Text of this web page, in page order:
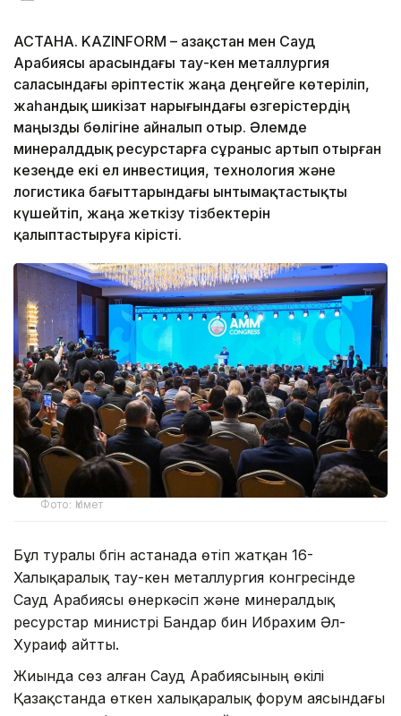
АСТАНА. KAZINFORM – Қазақстан мен Сауд
Арабиясы арасындағы тау-кен металлургия
саласындағы әріптестік жаңа деңгейге көтеріліп,
жаһандық шикізат нарығындағы өзгерістердің
маңызды бөлігіне айналып отыр. Әлемде
минералддық ресурстарға сұраныс артып отырған
кезеңде екі ел инвестиция, технология және
логистика бағыттарындағы ынтымақтастықты
күшейтіп, жаңа жеткізу тізбектерін
қалыптастыруға кірісті.
Фото: Үкімет
Бұл туралы бүгін астанада өтіп жатқан 16-
Халықаралық тау-кен металлургия конгресінде
Сауд Арабиясы өнеркәсіп және минералдық
ресурстар министрі Бандар бин Ибрахим Әл-
Хураиф айтты.
Жиында сөз алған Сауд Арабиясының өкілі
Қазақстанда өткен халықаралық форум аясындағы